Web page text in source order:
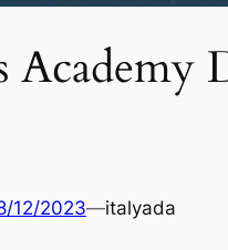
Academy
12/2023—italyada